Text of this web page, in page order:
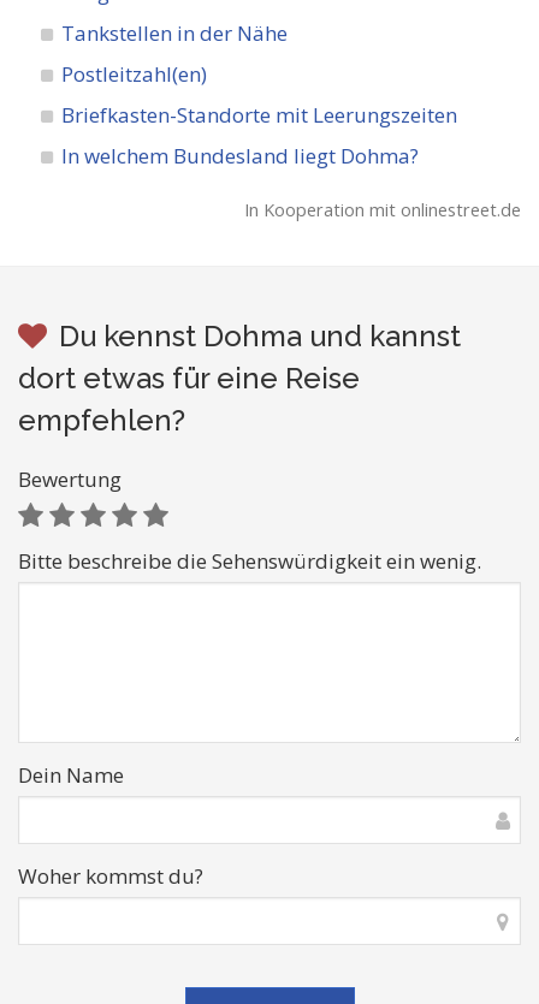
Tankstellen in der Nähe
Postleitzahl(en)
Briefkasten-Standorte mit Leerungszeiten
In welchem Bundesland liegt Dohma?
In Kooperation mit onlinestreet.de
Du kennst Dohma und kannst
dort etwas für eine Reise
empfehlen?
Bewertung
Bitte beschreibe die Sehenswürdigkeit ein wenig.
Dein Name
Woher kommst du?